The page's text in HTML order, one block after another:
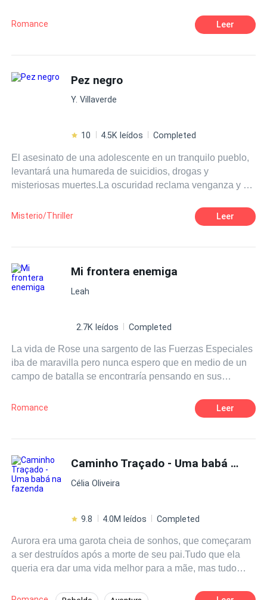
profesional aparece de nuevo en su vida con una
propuesta que cambiará todos sus planes del futuro.
Romance Leer
Pez negro
Y. Villaverde
10 4.5K leídos Completed
El asesinato de una adolescente en un tranquilo pueblo,
levantará una humareda de suicidios, drogas y
misteriosas muertes.La oscuridad reclama venganza y el
ilegal en el instituto donde varios jóvenes empezaron a
tener muy buenas notas pero con efectos secundarios
mercancía. Una muerte violenta empieza a llevarse a
cada uno de ellos, señalando una leyenda del lugar: El
pez negro.
Misterio/Thriller Leer
Mi frontera enemiga
Leah
2.7K leídos Completed
La vida de Rose una sargento de las Fuerzas Especiales
iba de maravilla pero nunca espero que en medio de un
campo de batalla se encontraría pensando en sus
¿Al final será capaz de aceptar sus propios sentimientos?
¿Podrán sobrevivir a las batallas que están por llegar?
Romance Leer
Caminho Traçado - Uma babá na fazenda
Célia Oliveira
9.8 4.0M leídos Completed
Aurora era uma garota cheia de sonhos, que começaram
a ser destruídos após a morte de seu pai.Tudo que ela
queria era dar uma vida melhor para a mãe, mas tudo
novamente, se transformando praticamente em outra